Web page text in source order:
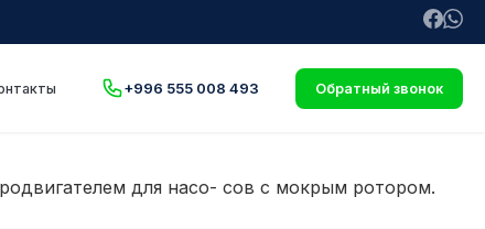
+996 555 008 493 Обратный звонок
для насо- сов с мокрым ротором.